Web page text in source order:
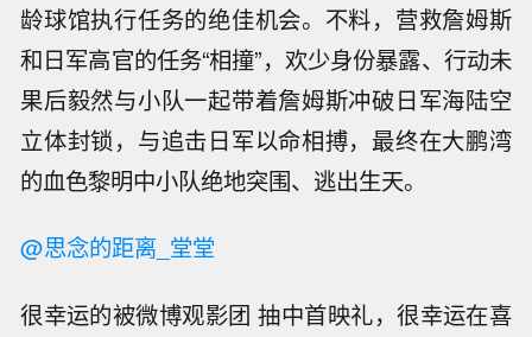
龄球馆执行任务的绝佳机会。不料，营救詹姆斯
和日军高官的任务“相撞”，欢少身份暴露、行动未
果后毅然与小队一起带着詹姆斯冲破日军海陆空
立体封锁，与追击日军以命相搏，最终在大鹏湾
的血色黎明中小队绝地突围、逃出生天。
@思念的距离_堂堂
很幸运的被微博观影团 抽中首映礼，很幸运在喜